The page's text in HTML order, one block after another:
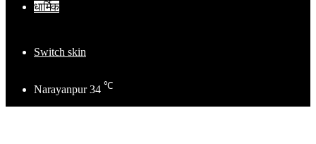
धार्मिक
Switch skin
Narayanpur 34 ℃